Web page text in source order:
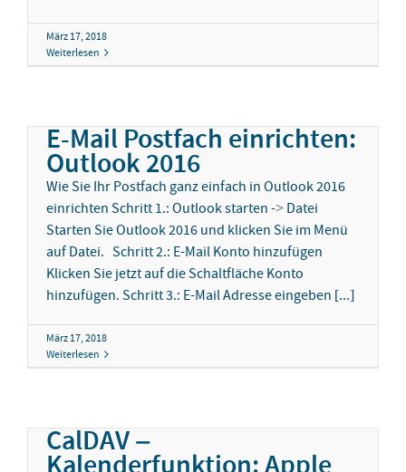
März 17, 2018
Weiterlesen
E-Mail Postfach einrichten:
Outlook 2016
Wie Sie Ihr Postfach ganz einfach in Outlook 2016
einrichten Schritt 1.: Outlook starten -> Datei
Starten Sie Outlook 2016 und klicken Sie im Menü
auf Datei. Schritt 2.: E-Mail Konto hinzufügen
Klicken Sie jetzt auf die Schaltfläche Konto
hinzufügen. Schritt 3.: E-Mail Adresse eingeben [...]
März 17, 2018
Weiterlesen
CalDAV –
Kalenderfunktion: Apple